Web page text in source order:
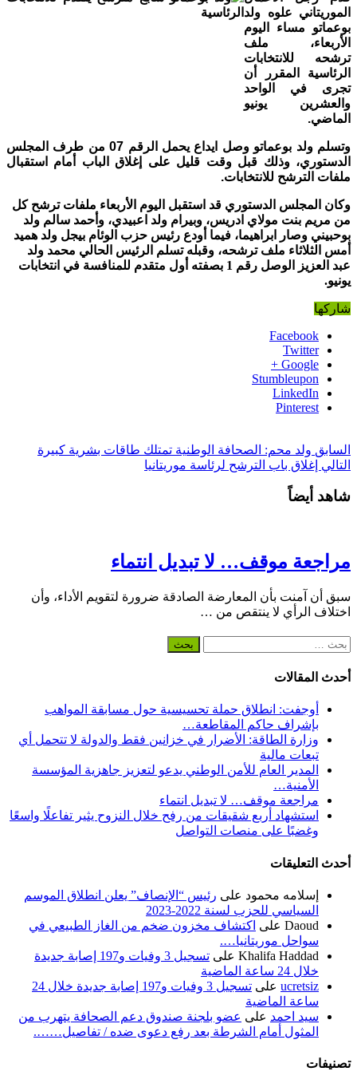
الموريتاني علوه ولد
بوعماتو مساء اليوم
الأربعاء، ملف
ترشحه للانتخابات
الرئاسية المقرر أن
تجرى في ا لواحد
والعشرين يونيو
الماضي.
وتسلم ولد بوعماتو وصل ايداع يحمل الرقم 07 من طرف المجلس
الدستوري، وذلك قبل وقت قليل على إغلاق الباب أمام استقبال
ملفات الترشح للانتخابات.
وكان المجلس الدستوري قد استقبل اليوم الأربعاء ملفات ترشح كل
من مريم بنت مولاي ادريس، وبيرام ولد اعبيدي، وأحمد سالم ولد
بوحبيني وصار ابراهيما، فيما أودع رئيس حزب الوئام بيجل ولد هميد
أمس الثلاثاء ملف ترشحه، وقبله تسلم الرئيس الحالي محمد ولد
عبد العزيز الوصل رقم 1 بصفته أول متقدم للمنافسة في انتخابات
يونيو.
شاركها
Facebook
Twitter
Google +
Stumbleupon
LinkedIn
Pinterest
السابق ولد محم: الصحافة الوطنية تمتلك طاقات بشرية كبيرة
التالي إغلاق باب الترشح لرئاسة موريتانيا
شاهد أيضاً
مراجعة موقف… لا تبديل انتماء
سبق أن آمنت بأن المعارضة الصادقة ضرورة لتقويم الأداء، وأن
اختلاف الرأي لا ينتقص من …
البحث
أحدث المقالات
أوجفت: انطلاق حملة تحسيسية حول مسابقة المواهب
بإشراف حاكم المقاطعة…
وزارة الطاقة: الأضرار في خزانين فقط والدولة لا تتحمل أي
تبعات مالية
المدير العام للأمن الوطني يدعو لتعزيز جاهزية المؤسسة
الأمنية…
مراجعة موقف… لا تبديل انتماء
استشهاد أربع شقيقات من رفح خلال النزوح يثير تفاعلًا واسعًا
وغضبًا على منصات التواصل
أحدث التعليقات
إسلامه محمود على رئيس “الإنصاف” يعلن انطلاق الموسم
السياسي للحزب لسنة 2022-2023
Daoud على اكتشاف مخزون ضخم من الغاز الطبيعي في
سواحل موريتانيا….
Khalifa Haddad على
تسجيل 3 وفيات و197 إصابة جديدة
خلال 24 ساعة الماضية
ucretsiz على
تسجيل 3 وفيات و197 إصابة جديدة خلال 24
ساعة الماضية
سيد احمد على عضو بلجنة صندوق دعم الصحافة يتهرب من
المثول أمام الشرطة بعد رفع دعوى ضده / تفاصيل…….
تصنيفات